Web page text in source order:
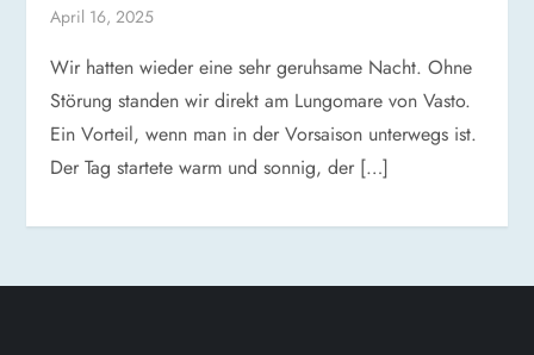
April 16, 2025
Wir hatten wieder eine sehr geruhsame Nacht. Ohne
Störung standen wir direkt am Lungomare von Vasto.
Ein Vorteil, wenn man in der Vorsaison unterwegs ist.
Der Tag startete warm und sonnig, der […]